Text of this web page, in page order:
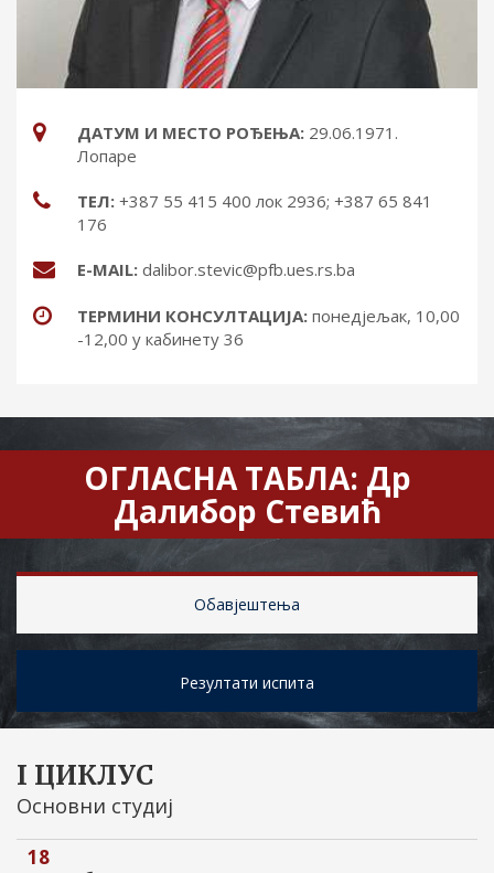
ДАТУМ И МЕСТО РОЂЕЊА: 29.06.1971.
Лопаре
ТЕЛ: +387 55 415 400 лок 2936; +387 65 841
176
Е-MAIL: dalibor.stevic@pfb.ues.rs.ba
ТЕРМИНИ КОНСУЛТАЦИЈА: понедјељак, 10,00
-12,00 у кабинету 36
ОГЛАСНА ТАБЛА: Др
Далибор Стевић
Обавјештења
Резултати испита
I ЦИКЛУС
Основни студиј
18